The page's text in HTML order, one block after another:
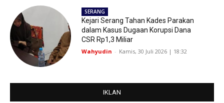
SERANG
Kejari Serang Tahan Kades Parakan
dalam Kasus Dugaan Korupsi Dana
CSR Rp1,3 Miliar
Wahyudin - Kamis, 30 Juli 2026 | 18:32
IKLAN